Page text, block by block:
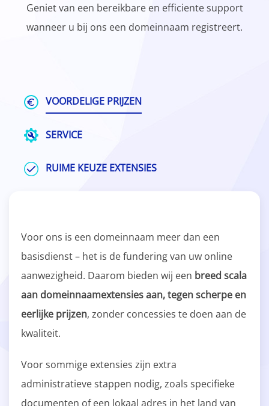
Geniet van een bereikbare en efficiente support
wanneer u bij ons een domeinnaam registreert.
VOORDELIGE PRIJZEN
SERVICE
RUIME KEUZE EXTENSIES
Voor ons is een domeinnaam meer dan een
basisdienst – het is de fundering van uw online
aanwezigheid. Daarom bieden wij een breed scala
aan domeinnaamextensies aan, tegen scherpe en
eerlijke prijzen, zonder concessies te doen aan de
kwaliteit.
Voor sommige extensies zijn extra
administratieve stappen nodig, zoals specifieke
documenten of een lokaal adres in het land van